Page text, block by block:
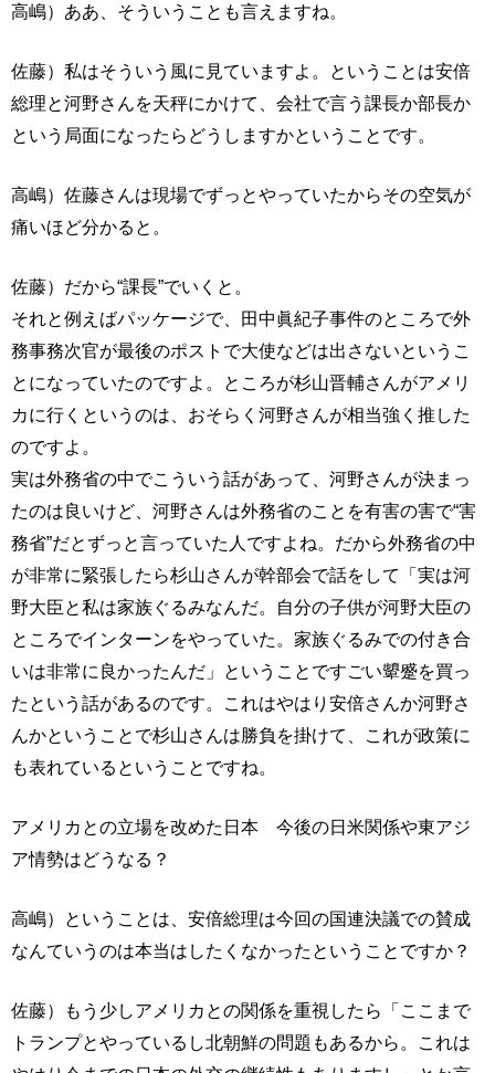
高嶋）ああ、そういうことも言えますね。
佐藤）私はそういう風に見ていますよ。ということは安倍
総理と河野さんを天秤にかけて、会社で言う課長か部長か
という局面になったらどうしますかということです。
高嶋）佐藤さんは現場でずっとやっていたからその空気が
痛いほど分かると。
佐藤）だから“課長”でいくと。
それと例えばパッケージで、田中眞紀子事件のところで外
務事務次官が最後のポストで大使などは出さないというこ
とになっていたのですよ。ところが杉山晋輔さんがアメリ
カに行くというのは、おそらく河野さんが相当強く推した
のですよ。
実は外務省の中でこういう話があって、河野さんが決まっ
たのは良いけど、河野さんは外務省のことを有害の害で“害
務省”だとずっと言っていた人ですよね。だから外務省の中
が非常に緊張したら杉山さんが幹部会で話をして「実は河
野大臣と私は家族ぐるみなんだ。自分の子供が河野大臣の
ところでインターンをやっていた。家族ぐるみでの付き合
いは非常に良かったんだ」ということですごい顰蹙を買っ
たという話があるのです。これはやはり安倍さんか河野さ
んかということで杉山さんは勝負を掛けて、これが政策に
も表れているということですね。
アメリカとの立場を改めた日本 今後の日米関係や東アジ
ア情勢はどうなる？
高嶋）ということは、安倍総理は今回の国連決議での賛成
なんていうのは本当はしたくなかったということですか？
佐藤）もう少しアメリカとの関係を重視したら「ここまで
トランプとやっているし北朝鮮の問題もあるから。これは